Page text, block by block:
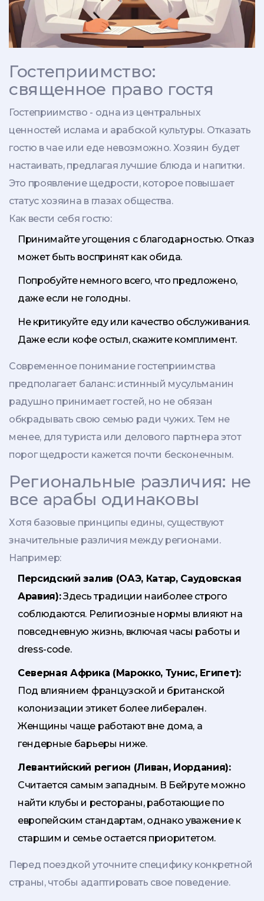
Гостеприимство:
священное право гостя
Гостеприимство - одна из центральных
ценностей ислама и арабской культуры. Отказать
гостю в чае или еде невозможно. Хозяин будет
настаивать, предлагая лучшие блюда и напитки.
Это проявление щедрости, которое повышает
статус хозяина в глазах общества.
Как вести себя гостю:
Принимайте угощения с благодарностью. Отказ
может быть воспринят как обида.
Попробуйте немного всего, что предложено,
даже если не голодны.
Не критикуйте еду или качество обслуживания.
Даже если кофе остыл, скажите комплимент.
Современное понимание гостеприимства
предполагает баланс: истинный мусульманин
радушно принимает гостей, но не обязан
обкрадывать свою семью ради чужих. Тем не
менее, для туриста или делового партнера этот
порог щедрости кажется почти бесконечным.
Региональные различия: не
все арабы одинаковы
Хотя базовые принципы едины, существуют
значительные различия между регионами.
Например:
Персидский залив (ОАЭ, Катар, Саудовская
Аравия):Здесь традиции наиболее строго
соблюдаются. Религиозные нормы влияют на
повседневную жизнь, включая часы работы и
dress-code.
Северная Африка (Марокко, Тунис, Египет):
Под влиянием французской и британской
колонизации этикет более либерален.
Женщины чаще работают вне дома, а
гендерные барьеры ниже.
Левантийский регион (Ливан, Иордания):
Считается самым западным. В Бейруте можно
найти клубы и рестораны, работающие по
европейским стандартам, однако уважение к
старшим и семье остается приоритетом.
Перед поездкой уточните специфику конкретной
страны, чтобы адаптировать свое поведение.